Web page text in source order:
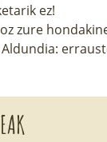
ez!
zure